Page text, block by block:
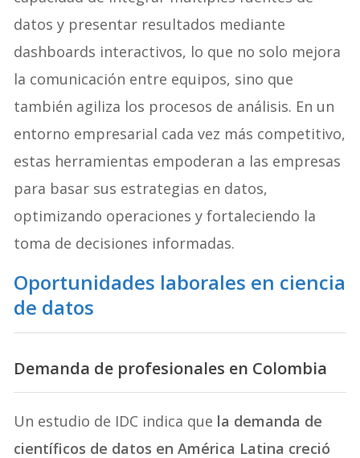
datos y presentar resultados mediante
dashboards interactivos, lo que no solo mejora
la comunicación entre equipos, sino que
también agiliza los procesos de análisis. En un
entorno empresarial cada vez más competitivo,
estas herramientas empoderan a las empresas
para basar sus estrategias en datos,
optimizando operaciones y fortaleciendo la
toma de decisiones informadas.
Oportunidades laborales en ciencia
de datos
Demanda de profesionales en Colombia
Un estudio de IDC indica que la demanda de
científicos de datos en América Latina creció